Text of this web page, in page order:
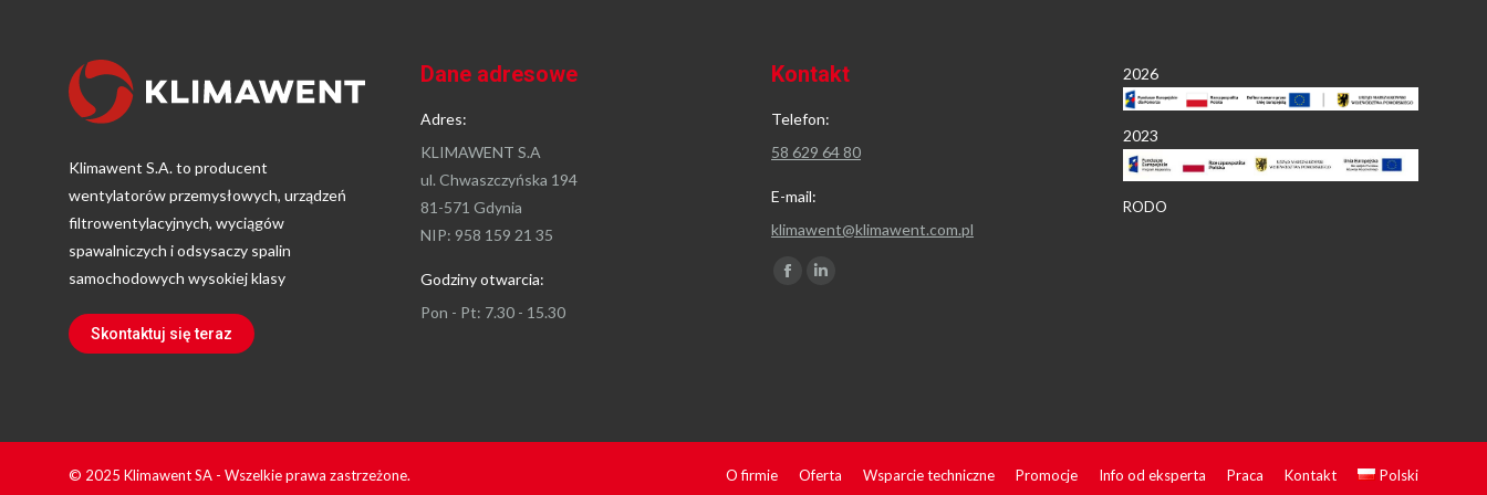
Klimawent S.A. to producent
wentylatorów przemysłowych, urządzeń
filtrowentylacyjnych, wyciągów
spawalniczych i odsysaczy spalin
samochodowych wysokiej klasy
Skontaktuj się teraz
Dane adresowe
Adres:
KLIMAWENT S.A
ul. Chwaszczyńska 194
81-571 Gdynia
NIP: 958 159 21 35
Godziny otwarcia:
Pon - Pt: 7.30 - 15.30
Kontakt
Telefon:
58 629 64 80
E-mail:
klimawent@klimawent.com.pl
Znajdź nas na:
Facebook
2026
2023
RODO
© 2025 Klimawent SA - Wszelkie prawa zastrzeżone. O firmie Oferta Wsparcie techniczne Promocje Info od eksperta Praca Kontakt Polski